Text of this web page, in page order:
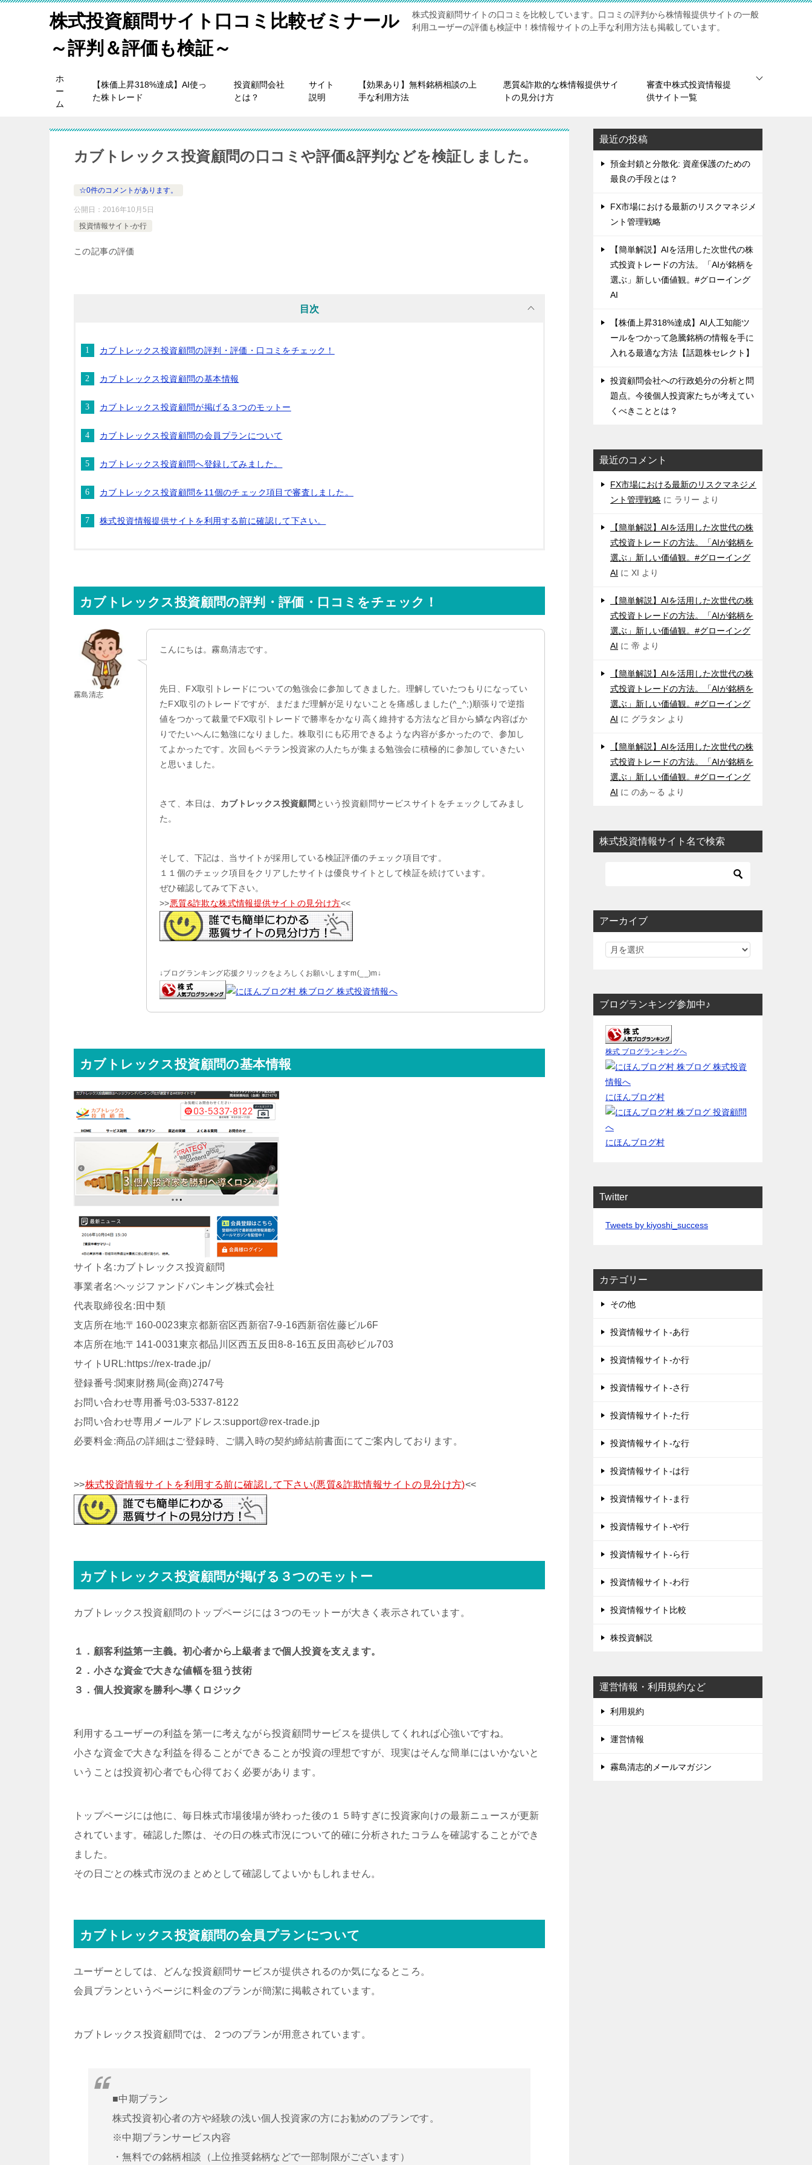
株式投資顧問サイト口コミ比較ゼミナール
～評判＆評価も検証～
株式投資顧問サイトの口コミを比較しています。口コミの評判から株情報提供サイトの一般
利用ユーザーの評価も検証中！株情報サイトの上手な利用方法も掲載しています。
ホ
ー
ム
【株価上昇318%達成】AI使っ
た株トレード
投資顧問会社
とは？
サイト
説明
【効果あり】無料銘柄相談の上
手な利用方法
悪質&詐欺的な株情報提供サイ
トの見分け方
審査中株式投資情報提
供サイト一覧
カブトレックス投資顧問の口コミや評価&評判などを検証しました。
☆0件のコメントがあります。
公開日： 2016年10月5日
投資情報サイト-か行
この記事の評価
目次
カブトレックス投資顧問の評判・評価・口コミをチェック！
カブトレックス投資顧問の基本情報
カブトレックス投資顧問が掲げる３つのモットー
カブトレックス投資顧問の会員プランについて
カブトレックス投資顧問へ登録してみました。
カブトレックス投資顧問を11個のチェック項目で審査しました。
株式投資情報提供サイトを利用する前に確認して下さい。
カブトレックス投資顧問の評判・評価・口コミをチェック！
霧島清志
こんにちは。霧島清志です。
先日、FX取引トレードについての勉強会に参加してきました。理解していたつもりになってい
たFX取引のトレードですが、まだまだ理解が足りないことを痛感しました(^_^;)順張りで逆指
値をつかって裁量でFX取引トレードで勝率をかなり高く維持する方法など目から鱗な内容ばか
りでたいへんに勉強になりました。株取引にも応用できるような内容が多かったので、参加し
てよかったです。次回もベテラン投資家の人たちが集まる勉強会に積極的に参加していきたい
と思いました。
さて、本日は、 カブトレックス投資顧問 という投資顧問サービスサイトをチェックしてみまし
た。
そして、下記は、当サイトが採用している検証評価のチェック項目です。
１１個のチェック項目をクリアしたサイトは優良サイトとして検証を続けています。
ぜひ確認してみて下さい。
>>悪質&詐欺な株式情報提供サイトの見分け方<<
↓ブログランキング応援クリックをよろしくお願いしますm(__)m↓
カブトレックス投資顧問の基本情報
サイト名:カブトレックス投資顧問
事業者名:ヘッジファンドバンキング株式会社
代表取締役名:田中類
支店所在地:〒160-0023東京都新宿区西新宿7-9-16西新宿佐藤ビル6F
本店所在地:〒141-0031東京都品川区西五反田8-8-16五反田高砂ビル703
サイトURL:https://rex-trade.jp/
登録番号:関東財務局(金商)2747号
お問い合わせ専用番号:03-5337-8122
お問い合わせ専用メールアドレス:support@rex-trade.jp
必要料金:商品の詳細はご登録時、ご購入時の契約締結前書面にてご案内しております。
>>株式投資情報サイトを利用する前に確認して下さい(悪質&詐欺情報サイトの見分け方)<<
カブトレックス投資顧問が掲げる３つのモットー
カブトレックス投資顧問のトップページには３つのモットーが大きく表示されています。
１．顧客利益第一主義。初心者から上級者まで個人投資を支えます。
２．小さな資金で大きな値幅を狙う技術
３．個人投資家を勝利へ導くロジック
利用するユーザーの利益を第一に考えながら投資顧問サービスを提供してくれれば心強いですね。
小さな資金で大きな利益を得ることができることが投資の理想ですが、現実はそんな簡単にはいかないと
いうことは投資初心者でも心得ておく必要があります。
トップページには他に、毎日株式市場後場が終わった後の１５時すぎに投資家向けの最新ニュースが更新
されています。確認した際は、その日の株式市況について的確に分析されたコラムを確認することができ
ました。
その日ごとの株式市況のまとめとして確認してよいかもしれません。
カブトレックス投資顧問の会員プランについて
ユーザーとしては、どんな投資顧問サービスが提供されるのか気になるところ。
会員プランというページに料金のプランが簡潔に掲載されています。
カブトレックス投資顧問では、２つのプランが用意されています。
■中期プラン
株式投資初心者の方や経験の浅い個人投資家の方にお勧めのプランです。
※中期プランサービス内容
・無料での銘柄相談（上位推奨銘柄などで一部制限がございます）
最近の投稿
預金封鎖と分散化: 資産保護のための
最良の手段とは？
FX市場における最新のリスクマネジメ
ント管理戦略
【簡単解説】AIを活用した次世代の株
式投資トレードの方法。「AIが銘柄を
選ぶ」新しい価値観。#グローイング
AI
【株価上昇318%達成】AI人工知能ツ
ールをつかって急騰銘柄の情報を手に
入れる最適な方法【話題株セレクト】
投資顧問会社への行政処分の分析と問
題点。今後個人投資家たちが考えてい
くべきこととは？
最近のコメント
FX市場における最新のリスクマネジメ
ント管理戦略 に ラリー より
【簡単解説】AIを活用した次世代の株
式投資トレードの方法。「AIが銘柄を
選ぶ」新しい価値観。#グローイング
AI に XI より
【簡単解説】AIを活用した次世代の株
式投資トレードの方法。「AIが銘柄を
選ぶ」新しい価値観。#グローイング
AI に 帝 より
【簡単解説】AIを活用した次世代の株
式投資トレードの方法。「AIが銘柄を
選ぶ」新しい価値観。#グローイング
AI に グラタン より
【簡単解説】AIを活用した次世代の株
式投資トレードの方法。「AIが銘柄を
選ぶ」新しい価値観。#グローイング
AI に のあ～る より
株式投資情報サイト名で検索
アーカイブ
ブログランキング参加中♪
株式 ブログランキングへ
にほんブログ村
にほんブログ村
Twitter
Tweets by kiyoshi_success
カテゴリー
その他
投資情報サイト-あ行
投資情報サイト-か行
投資情報サイト-さ行
投資情報サイト-た行
投資情報サイト-な行
投資情報サイト-は行
投資情報サイト-ま行
投資情報サイト-や行
投資情報サイト-ら行
投資情報サイト-わ行
投資情報サイト比較
株投資解説
運営情報・利用規約など
利用規約
運営情報
霧島清志的メールマガジン